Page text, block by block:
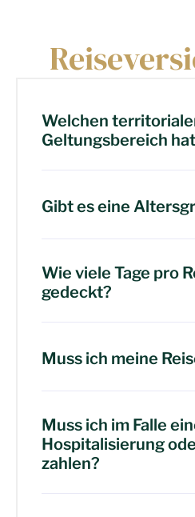
Welchen
Geltungsbereich
Gibt es eine
Wie viele Tage pro
gedeckt?
Muss ich meine
Muss ich im Falle
Hospitalisierung
zahlen?